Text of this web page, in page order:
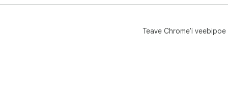
Teave Chrome'i